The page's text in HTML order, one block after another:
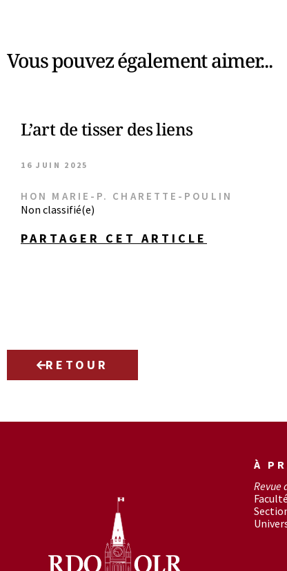
Vous pouvez également aimer...
L’art de tisser des liens
16 JUIN 2025
HON MARIE-P. CHARETTE-POULIN
Non classifié(e)
PARTAGER CET ARTICLE
RETOUR
À
Revue